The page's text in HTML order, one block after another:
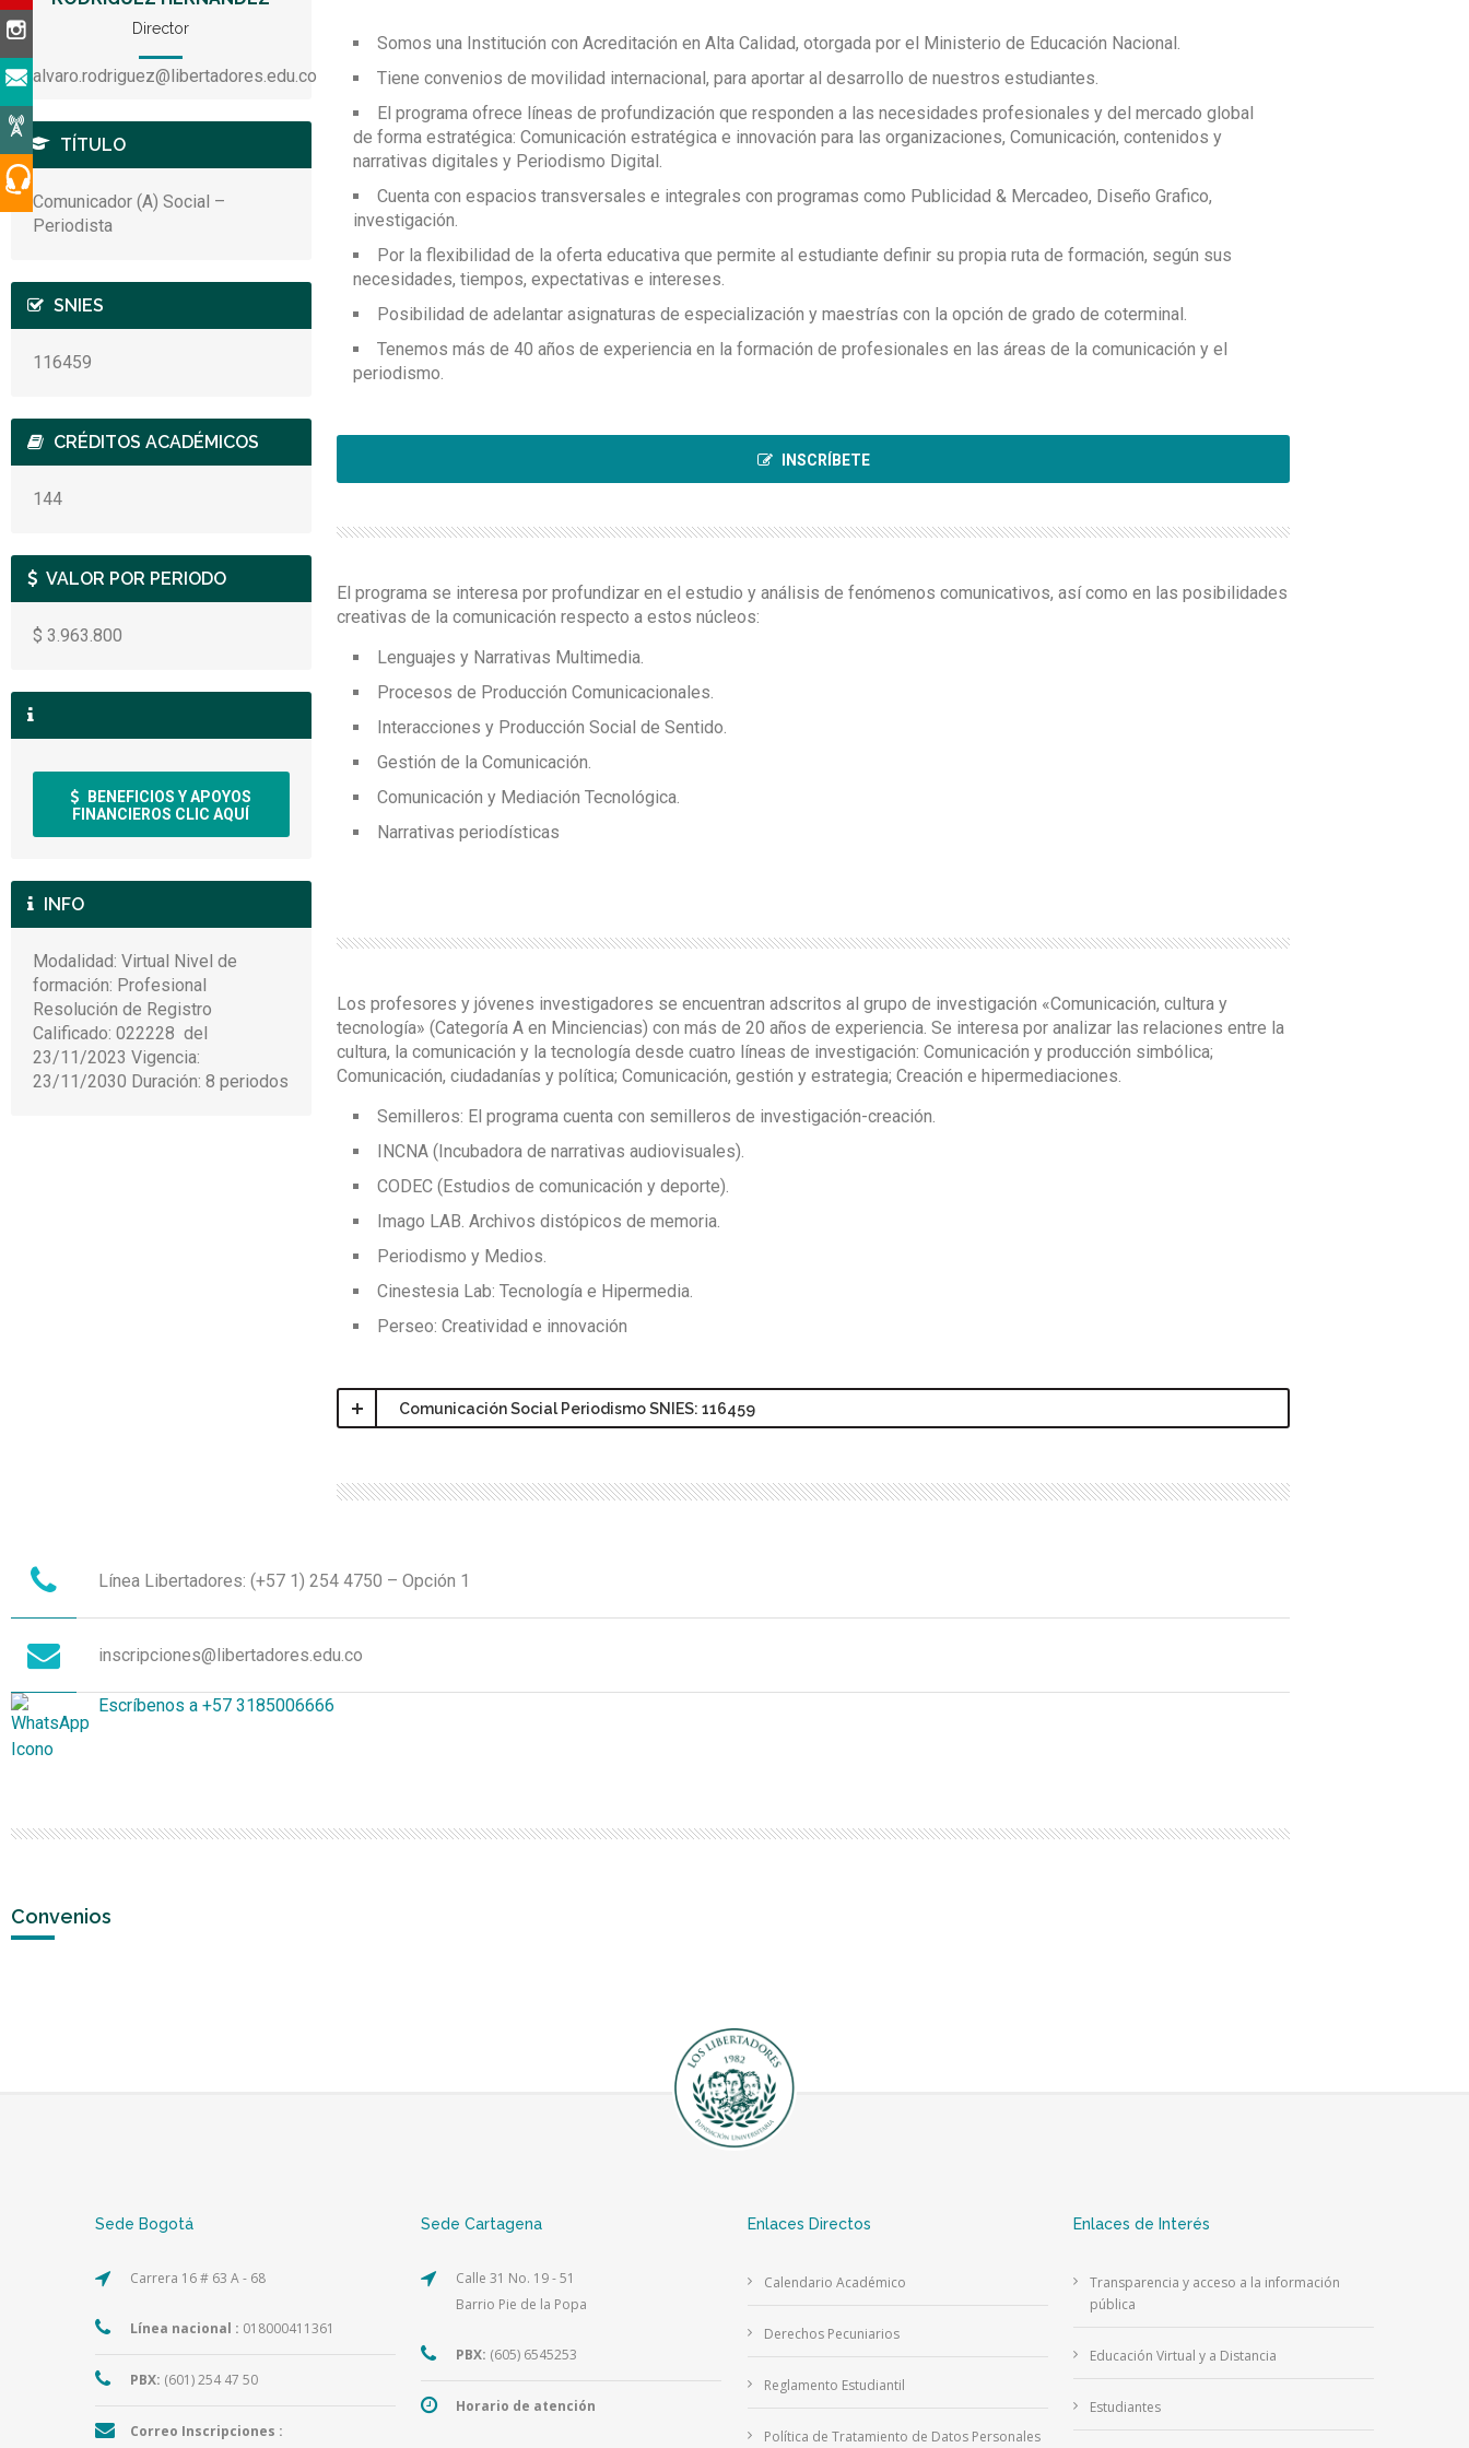
Director
alvaro.rodriguez@libertadores.edu.co
TÍTULO
Comunicador (A) Social –
Periodista
SNIES
116459
CRÉDITOS ACADÉMICOS
144
VALOR POR PERIODO
$ 3.963.800
BENEFICIOS Y APOYOS
FINANCIEROS CLIC AQUÍ
INFO
Modalidad: Virtual Nivel de
formación: Profesional
Resolución de Registro
Calificado: 022228 del
23/11/2023 Vigencia:
23/11/2030 Duración: 8 periodos
desempeñe. Esto implica ejercer su profesión en organizaciones y movimientos sociales, en entidades territoriales, entre otros.
Gestor y productor de contenidos digitales: está en condiciones de gestionar sus propios medios de comunicación, y ser en sí mismo
un productor de información con mirada crítica que ofrezca otras visiones de la realidad de los contextos sociales y culturales.
Comunicador digital y multimedia: está en posibilidad de diseñar, producir y gestionar productos comunicativos interactivos para
cualquier medio de comunicación, agencia o empresa de comunicación, organizaciones públicas y privadas, movimientos sociales y entes
territoriales. Es un emprendedor de nuevas alternativas en el campo laboral de la comunicación y las TIC.
Líneas de profundización actualizadas y acordes a las nuevas tendencias del sector y área de la comunicación y el periodismo.
en Minciencias) con más de 20 años de experiencia. Enlace del grupo de investigación,
Clic aquí
. Se interesa por analizar las relaciones entre la
cultura, la comunicación y la tecnología desde cuatro líneas de investigación: Comunicación y producción simbólica; Comunicación,
ciudadanías y política; Comunicación, gestión y estrategia; Creación e hipermediaciones. Semilleros: El programa cuenta con semilleros de
investigación-creación.
INCNA (Incubadora de narrativas audiovisuales).
Imago LAB. Archivos distópicos de memoria.
Periodismo y Medios.
Cinestesia Lab: Tecnología e Hipermedia.
Perseo: Creatividad e innovación.
Somos una Institución con Acreditación en Alta Calidad, otorgada por el Ministerio de Educación Nacional.
Tiene convenios de movilidad internacional, para aportar al desarrollo de nuestros estudiantes.
El programa ofrece líneas de profundización que responden a las necesidades profesionales y del mercado global
de forma estratégica: Comunicación estratégica e innovación para las organizaciones, Comunicación, contenidos y
narrativas digitales y Periodismo Digital.
Cuenta con espacios transversales e integrales con programas como Publicidad & Mercadeo, Diseño Grafico,
investigación.
Por la flexibilidad de la oferta educativa que permite al estudiante definir su propia ruta de formación, según sus
necesidades, tiempos, expectativas e intereses.
Posibilidad de adelantar asignaturas de especialización y maestrías con la opción de grado de coterminal.
Tenemos más de 40 años de experiencia en la formación de profesionales en las áreas de la comunicación y el
periodismo.
INSCRÍBETE
El programa se interesa por profundizar en el estudio y análisis de fenómenos comunicativos, así como en las posibilidades
creativas de la comunicación respecto a estos núcleos:
Lenguajes y Narrativas Multimedia.
Procesos de Producción Comunicacionales.
Interacciones y Producción Social de Sentido.
Gestión de la Comunicación.
Comunicación y Mediación Tecnológica.
Narrativas periodísticas
Los profesores y jóvenes investigadores se encuentran adscritos al grupo de investigación «Comunicación, cultura y
tecnología» (Categoría A en Minciencias) con más de 20 años de experiencia. Se interesa por analizar las relaciones entre la
cultura, la comunicación y la tecnología desde cuatro líneas de investigación: Comunicación y producción simbólica;
Comunicación, ciudadanías y política; Comunicación, gestión y estrategia; Creación e hipermediaciones.
Semilleros: El programa cuenta con semilleros de investigación-creación.
INCNA (Incubadora de narrativas audiovisuales).
CODEC (Estudios de comunicación y deporte).
Imago LAB. Archivos distópicos de memoria.
Periodismo y Medios.
Cinestesia Lab: Tecnología e Hipermedia.
Perseo: Creatividad e innovación
Comunicación Social Periodismo SNIES: 116459
Línea Libertadores: (+57 1) 254 4750 – Opción 1
inscripciones@libertadores.edu.co
Escríbenos a +57 3185006666
Convenios
Sede Bogotá
Carrera 16 # 63 A - 68
Línea nacional : 018000411361
PBX: (601) 254 47 50
Correo Inscripciones :
Sede Cartagena
Calle 31 No. 19 - 51
Barrio Pie de la Popa
PBX: (605) 6545253
Horario de atención
Enlaces Directos
Calendario Académico
Derechos Pecuniarios
Reglamento Estudiantil
Política de Tratamiento de Datos Personales
Enlaces de Interés
Transparencia y acceso a la información
pública
Educación Virtual y a Distancia
Estudiantes